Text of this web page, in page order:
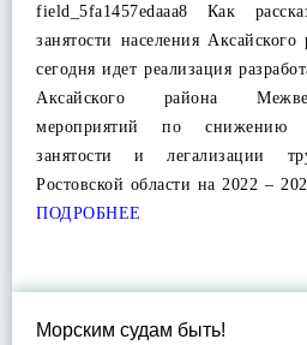
field_5fa1457edaaa8 Как
занятости населения
сегодня идет реализация
Аксайского района
мероприятий по снижению
занятости и легализации
Ростовской области на 2022 –
ПОДРОБНЕЕ
Морским судам быть!